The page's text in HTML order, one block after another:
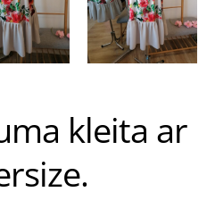
kleita ar